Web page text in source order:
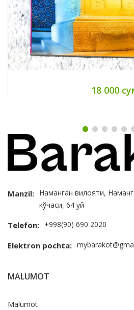
18 000
Manzil: Наманган вилояти,
кўчаси, 64 уй
Telefon: +998(90) 690 2020
Elektron pochta:
MALUMOT
Malumot